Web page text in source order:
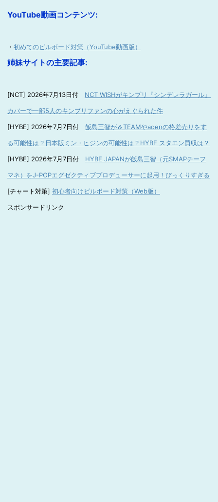
YouTube動画コンテンツ:
・ 初めてのビルボード対策（YouTube動画版）
姉妹サイトの主要記事:
[NCT] 2026年7月13日付 NCT WISHがキンプリ『シンデレラガール』
カバーで一部5人のキンプリファンの心がえぐられた件
[HYBE] 2026年7月7日付 飯島三智が＆TEAMやaoenの格差売りをす
る可能性は？日本版ミン・ヒジンの可能性は？HYBE スタエン買収は？
[HYBE] 2026年7月7日付 HYBE JAPANが飯島三智（元SMAPチーフ
マネ）をJ-POPエグゼクティブプロデューサーに起用！びっくりすぎる
[チャート対策] 初心者向けビルボード対策（Web版）
スポンサードリンク